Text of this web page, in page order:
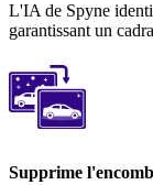
L'IA de Spyne
garantissant un
Supprime